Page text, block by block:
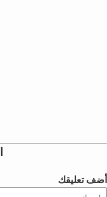
أضف تعليقك